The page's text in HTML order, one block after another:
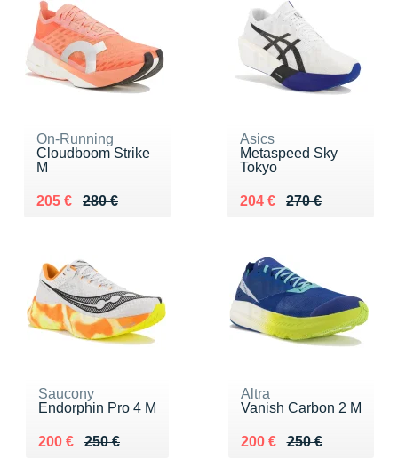
On-Running
Cloudboom Strike
M
280 €
Au lieu de 280 €
205 €
Vendu 205 €
Asics
Metaspeed Sky
Tokyo
270 €
Au lieu de 270 €
204 €
Vendu 204 €
Saucony
Endorphin Pro 4 M
250 €
Au lieu de 250 €
200 €
Vendu 200 €
Altra
Vanish Carbon 2 M
250 €
Au lieu de 250 €
200 €
Vendu 200 €